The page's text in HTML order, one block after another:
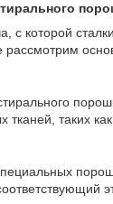
с которой
таких